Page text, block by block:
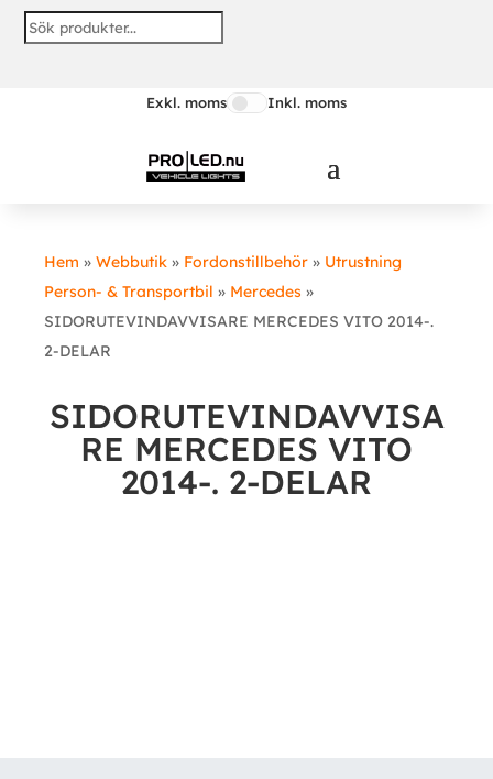
Exkl. moms Inkl. moms
Hem » Webbutik » Fordonstillbehör » Utrustning
Person- & Transportbil » Mercedes »
SIDORUTEVINDAVVISARE MERCEDES VITO 2014-.
2-DELAR
SIDORUTEVINDAVVISA
RE MERCEDES VITO
2014-. 2-DELAR